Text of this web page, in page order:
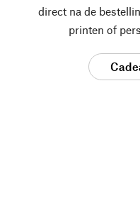
direct na de
printen of